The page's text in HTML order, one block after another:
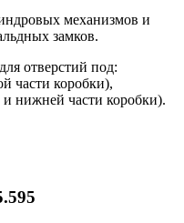
механизмов и
замков.
отверстий под:
части коробки),
нижней части коробки).